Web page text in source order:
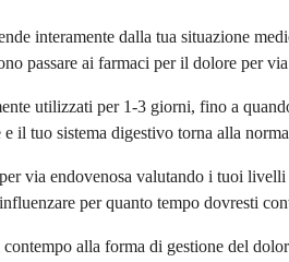
interamente dalla tua situazione
passare ai farmaci per il dolore per
utilizzati per 1-3 giorni, fino a
il tuo sistema digestivo torna alla
via endovenosa valutando i tuoi
per quanto tempo dovresti
alla forma di gestione del